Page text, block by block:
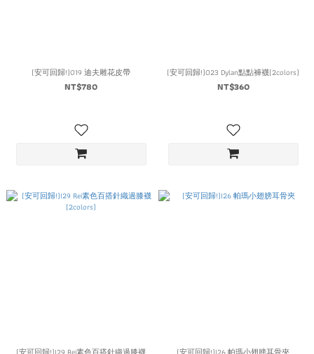
(安可回歸!)O19 迪夫雕花皮帶
NT$780
(安可回歸!)O23 Dylan點點褲襪(2colors)
NT$360